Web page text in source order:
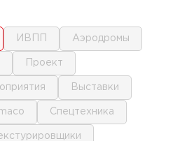
ИВПП аэродромы
проект
выставки
спецтехника